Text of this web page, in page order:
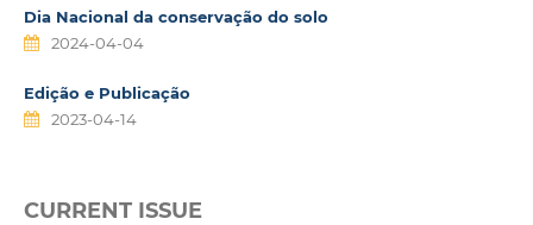
Dia Nacional da conservação do solo
2024-04-04
Edição e Publicação
2023-04-14
CURRENT ISSUE